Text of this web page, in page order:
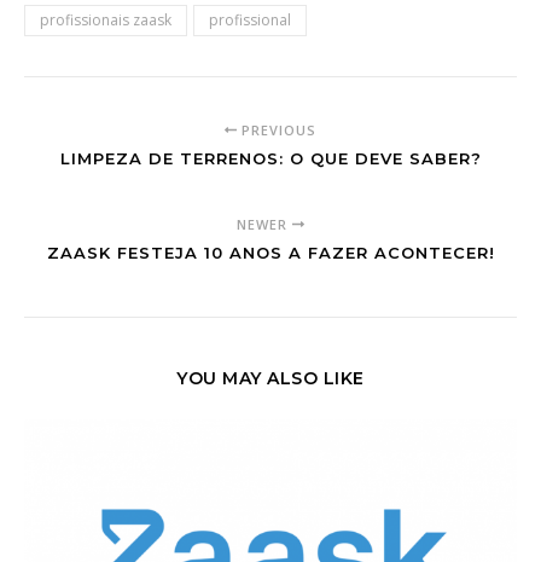
profissionais zaask
profissional
PREVIOUS
LIMPEZA DE TERRENOS: O QUE DEVE SABER?
NEWER
ZAASK FESTEJA 10 ANOS A FAZER ACONTECER!
YOU MAY ALSO LIKE